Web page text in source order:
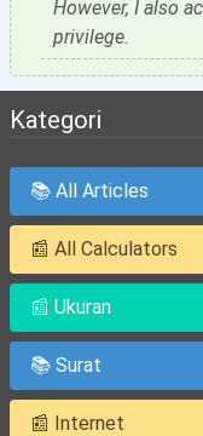
However, I also
privilege.
Kategori
📚 All Articles
📰 All Calculators
📰 Ukuran
📚 Surat
📰 Internet